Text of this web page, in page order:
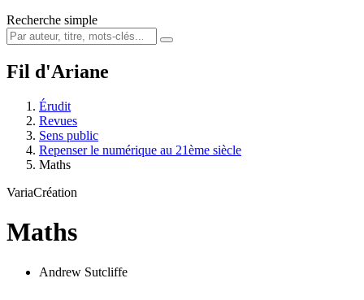
Recherche simple
Fil d'Ariane
Érudit
Revues
Sens public
Repenser le numérique au 21ème siècle
Maths
VariaCréation
Maths
Andrew Sutcliffe